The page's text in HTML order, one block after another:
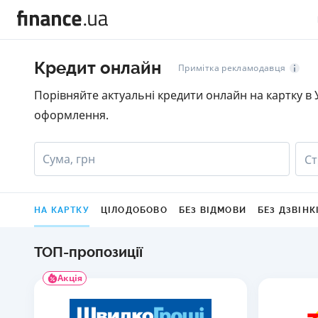
Кредит онлайн Примітка рекламодавця
Порівняйте актуальні кредити онлайн на картку
оформлення.
Сума, грн
НА КАРТКУ ЦІЛОДОБОВО БЕЗ ВІДМОВИ БЕЗ
ТОП-пропозиції
Акція